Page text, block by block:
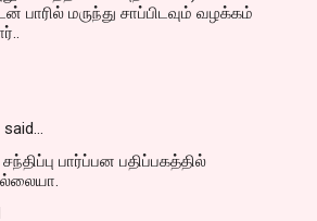
பாரில் மருந்து சாப்பிடவும் வழக்கம்
said…
பார்ப்பன பதிப்பகத்தில்